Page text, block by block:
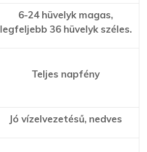
6-24 hüvelyk magas,
legfeljebb 36 hüvelyk széles.
Teljes napfény
Jó vízelvezetésű, nedves